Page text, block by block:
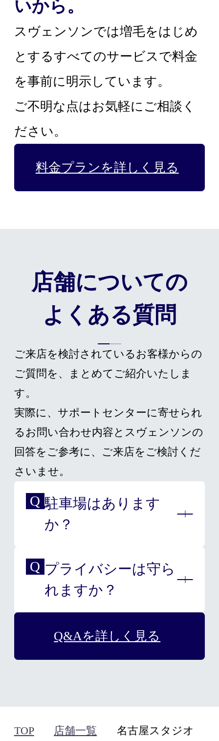
いから。
スヴェンソンでは増毛をはじめ
とするすべてのサービスで料金
を事前に明示しています。
ご不明な点はお気軽にご相談く
ださい。
料金プランを詳しく見る
店舗についての
よくある質問
ご来店を検討されているお客様からの
ご質問を、まとめてご紹介いたしま
す。
実際に、サポートセンターに寄せられ
るお問い合わせ内容とスヴェンソンの
回答をご参考に、ご来店をご検討くだ
さいませ。
駐車場はあります
か？
大変申し訳ございませんが、
提携している駐車場はござい
ませんので、近隣の駐車場を
お使いください。
プライバシーは守ら
れますか？
スヴェンソンの店舗はプライ
Q&Aを詳しく見る
TOP 店舗一覧 名古屋スタジオ